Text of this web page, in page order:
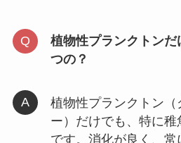
植物性プランクトン
つの？
植物性プランクトン（
ー）だけでも、特に
です。消化が良く、常